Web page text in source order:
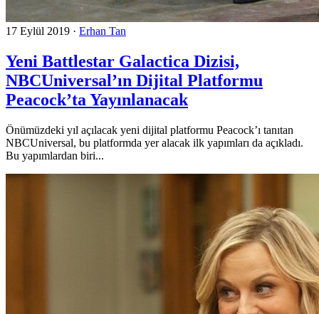
17 Eylül 2019 · Erhan Tan
Yeni Battlestar Galactica Dizisi,
NBCUniversal’ın Dijital Platformu
Peacock’ta Yayınlanacak
Önümüzdeki yıl açılacak yeni dijital platformu Peacock’ı tanıtan
NBCUniversal, bu platformda yer alacak ilk yapımları da açıkladı.
Bu yapımlardan biri...